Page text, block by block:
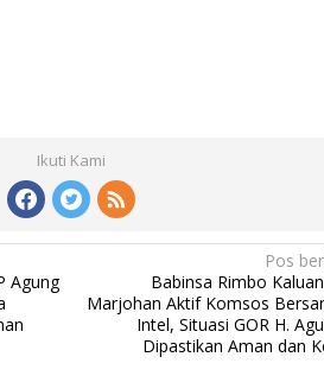
Ikuti Kami
Agung
Pos
Babinsa Rimbo
Marjohan Aktif Komsos
Intel, Situasi GOR H.
Dipastikan Aman dan